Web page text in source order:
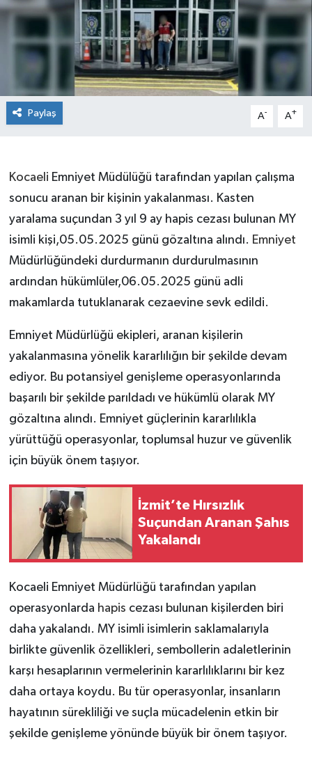
Paylaş A- A+
Kocaeli Emniyet Müdülüğü tarafından yapılan çalışma
sonucu aranan bir kişinin yakalanması. Kasten
yaralama suçundan 3 yıl 9 ay hapis cezası bulunan MY
isimli kişi,05.05.2025 günü gözaltına alındı. Emniyet
Müdürlüğündeki durdurmanın durdurulmasının
ardından hükümlüler,06.05.2025 günü adli
makamlarda tutuklanarak cezaevine sevk edildi.
Emniyet Müdürlüğü ekipleri, aranan kişilerin
yakalanmasına yönelik kararlılığın bir şekilde devam
ediyor. Bu potansiyel genişleme operasyonlarında
başarılı bir şekilde parıldadı ve hükümlü olarak MY
gözaltına alındı. Emniyet güçlerinin kararlılıkla
yürüttüğü operasyonlar, toplumsal huzur ve güvenlik
için büyük önem taşıyor.
İzmit’te Hırsızlık
Suçundan Aranan Şahıs
Yakalandı
Kocaeli Emniyet Müdürlüğü tarafından yapılan
operasyonlarda hapis cezası bulunan kişilerden biri
daha yakalandı. MY isimli isimlerin saklamalarıyla
birlikte güvenlik özellikleri, sembollerin adaletlerinin
karşı hesaplarının vermelerinin kararlılıklarını bir kez
daha ortaya koydu. Bu tür operasyonlar, insanların
hayatının sürekliliği ve suçla mücadelenin etkin bir
şekilde genişleme yönünde büyük bir önem taşıyor.